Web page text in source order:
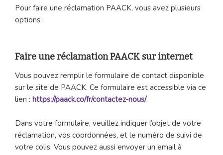
Pour faire une réclamation PAACK, vous avez plusieurs
options :
Faire une réclamation PAACK sur internet
Vous pouvez remplir le formulaire de contact disponible
sur le site de PAACK. Ce formulaire est accessible via ce
lien : https://paack.co/fr/contactez-nous/.
Dans votre formulaire, veuillez indiquer l’objet de votre
réclamation, vos coordonnées, et le numéro de suivi de
votre colis. Vous pouvez aussi envoyer un email à